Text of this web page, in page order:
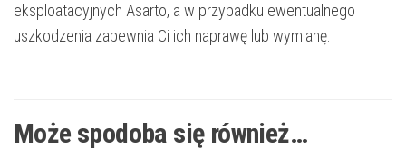
eksploatacyjnych Asarto, a w przypadku ewentualnego
uszkodzenia zapewnia Ci ich naprawę lub wymianę.
Może spodoba się również…